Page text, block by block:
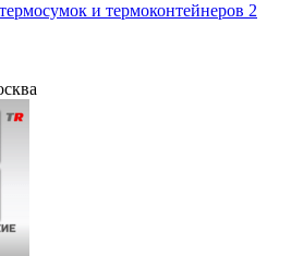
и термоконтейнеров 2